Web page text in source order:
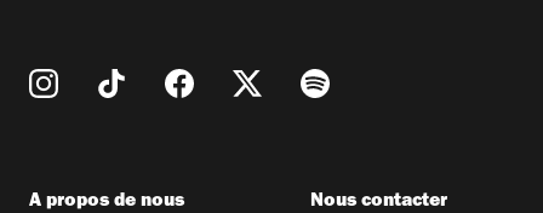
A propos de nous Nous contacter